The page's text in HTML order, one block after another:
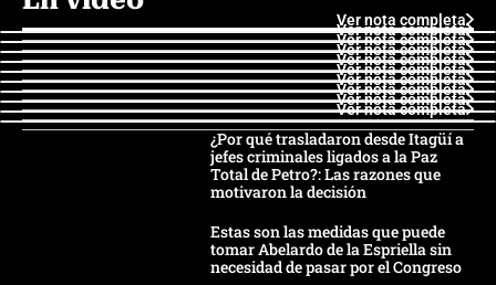
Ver nota completa
Ver nota completa
Ver nota completa
Ver nota completa
Ver nota completa
Ver nota completa
Ver nota completa
Ver nota completa
Ver nota completa
Ver nota completa
¿Por qué trasladaron desde Itagüí a
jefes criminales ligados a la Paz
Total de Petro?: Las razones que
motivaron la decisión
Estas son las medidas que puede
tomar Abelardo de la Espriella sin
necesidad de pasar por el Congreso